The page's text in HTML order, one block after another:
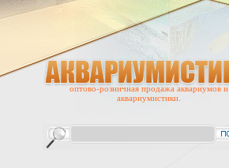
оптово-розничная продажа аквариумов и
аквариумистики.